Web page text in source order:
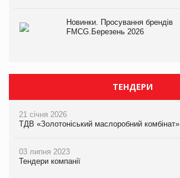
Новинки. Просування брендів
FMCG.Березень 2026
ТЕНДЕРИ
21 січня 2026
ТДВ «Золотоніський маслоробний комбінат»
03 липня 2023
Тендери компанії